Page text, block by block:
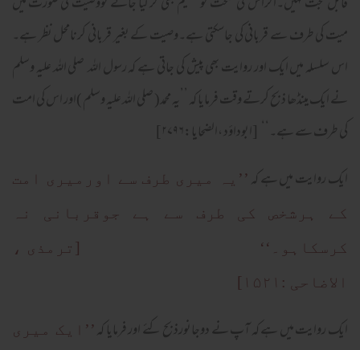
میت کی طرف سے قربانی کی جاسکتی ہے۔وصیت کے بغیر قربانی کرنامحل نظر ہے۔
اس سلسلہ میں ایک اور روایت بھی پیش کی جاتی ہے کہ رسول اللہ صلی اللہ علیہ وسلم
نے ایک مینڈھا ذبح کرتے وقت فرمایا کہ ’’یہ محمد( صلی اللہ علیہ وسلم )اور اس کی امت
کی طرف سے ہے۔‘‘ [ابوداؤد ،الضحایا:۲۷۹۶]
ایک روایت میں ہے کہ ’’یہ میری طرف سے اورمیری امت
کے ہرشخص کی طرف سے ہے جوقربانی نہ
کرسکاہو۔‘‘ [ترمذی ،
الاضاحی :۱۵۲۱]
ایک روایت میں ہے کہ آپ نے دوجانورذبح کئے اور فرمایا کہ ’’ایک میری